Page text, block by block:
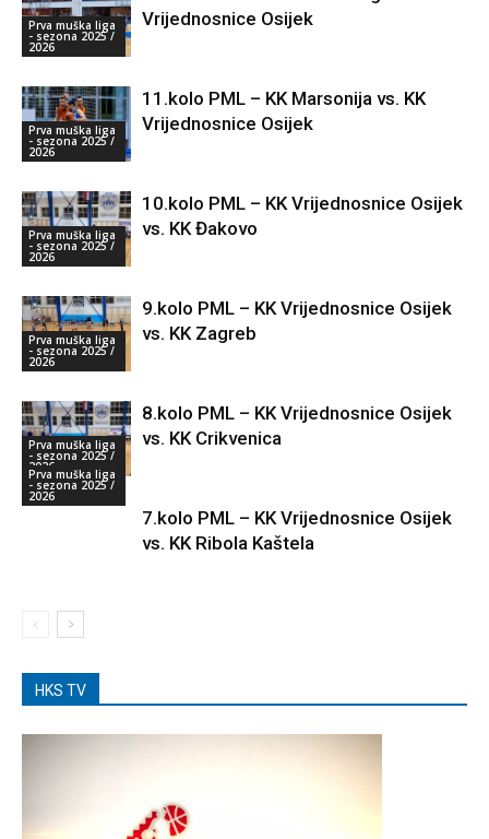
Prva muška liga
- sezona 2025 /
2026
Vrijednosnice Osijek
Prva muška liga
- sezona 2025 /
2026
11.kolo PML – KK Marsonija vs. KK
Vrijednosnice Osijek
Prva muška liga
- sezona 2025 /
2026
10.kolo PML – KK Vrijednosnice Osijek
vs. KK Đakovo
Prva muška liga
- sezona 2025 /
2026
9.kolo PML – KK Vrijednosnice Osijek
vs. KK Zagreb
Prva muška liga
- sezona 2025 /
2026
8.kolo PML – KK Vrijednosnice Osijek
vs. KK Crikvenica
Prva muška liga
- sezona 2025 /
2026
7.kolo PML – KK Vrijednosnice Osijek
vs. KK Ribola Kaštela
HKS TV